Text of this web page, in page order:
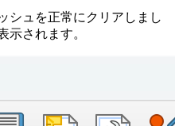
シュを正常にクリアしまし
示されます。